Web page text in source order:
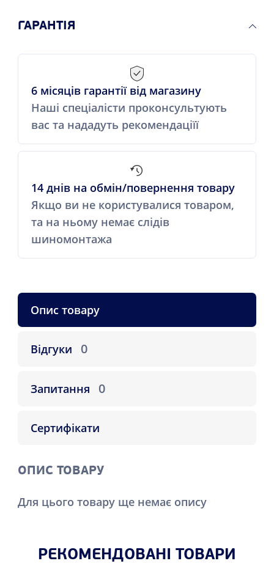
ГАРАНТІЯ
6 місяців гарантії від магазину
Наші спеціалісти проконсультують
вас та нададуть рекомендаціїї
14 днів на обмін/повернення товару
Якщо ви не користувалися товаром,
та на ньому немає слідів
шиномонтажа
Опис товару
Відгуки 0
Запитання 0
Сертифікати
ОПИС ТОВАРУ
Для цього товару ще немає опису
РЕКОМЕНДОВАНІ ТОВАРИ